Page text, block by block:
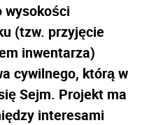
wysokości
(tzw. przyjęcie
inwentarza)
cywilnego, którą w
Sejm. Projekt ma
interesami